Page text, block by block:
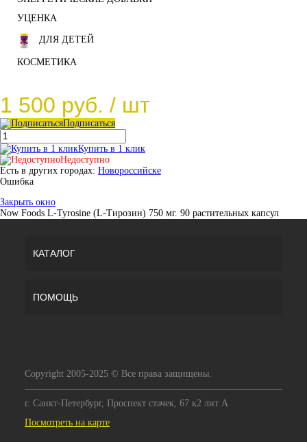
УЦЕНКА
ДЛЯ ДЕТЕЙ
КОСМЕТИКА
1 500 руб. / шт
Подписаться
Купить в 1 клик
Недоступно
Есть в других городах: Новороссийске
Ошибка
Закрыть окно
Now Foods L-Tyrosine (L-Тирозин) 750 мг. 90 растительных капсул
КАТАЛОГ
ПОМОЩЬ
Copyright 2005-2025 © Все права защищены.
г. Санкт-Петербург, Проспект стачек, 67 к2 лит А
Посмотреть на карте